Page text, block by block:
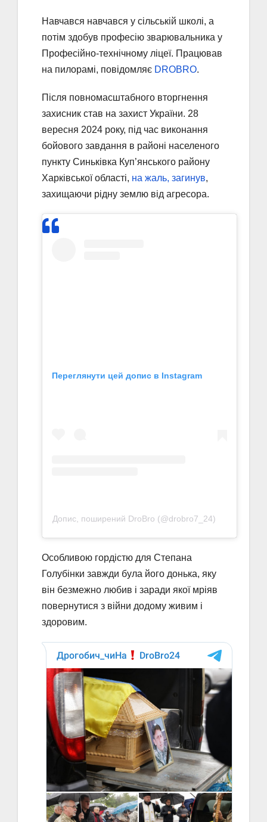
Навчався навчався у сільській школі, а
потім здобув професію зварювальника у
Професійно-технічному ліцеї. Працював
на пилорамі, повідомляє DROBRO.
Після повномасштабного вторгнення
захисник став на захист України. 28
вересня 2024 року, під час виконання
бойового завдання в районі населеного
пункту Синьківка Куп’янського району
Харківської області, на жаль, загинув,
захищаючи рідну землю від агресора.
Переглянути цей допис в Instagram
Допис, поширений DroBro (@drobro7_24)
Особливою гордістю для Степана
Голубінки завжди була його донька, яку
він безмежно любив і заради якої мріяв
повернутися з війни додому живим і
здоровим.